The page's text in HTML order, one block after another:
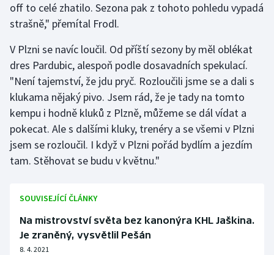
off to celé zhatilo. Sezona pak z tohoto pohledu vypadá
strašně," přemítal Frodl.
V Plzni se navíc loučil. Od příští sezony by měl oblékat
dres Pardubic, alespoň podle dosavadních spekulací.
"Není tajemství, že jdu pryč. Rozloučili jsme se a dali s
klukama nějaký pivo. Jsem rád, že je tady na tomto
kempu i hodně kluků z Plzně, můžeme se dál vídat a
pokecat. Ale s dalšími kluky, trenéry a se všemi v Plzni
jsem se rozloučil. I když v Plzni pořád bydlím a jezdím
tam. Stěhovat se budu v květnu."
SOUVISEJÍCÍ ČLÁNKY
Na mistrovství světa bez kanonýra KHL Jaškina.
Je zraněný, vysvětlil Pešán
8. 4. 2021